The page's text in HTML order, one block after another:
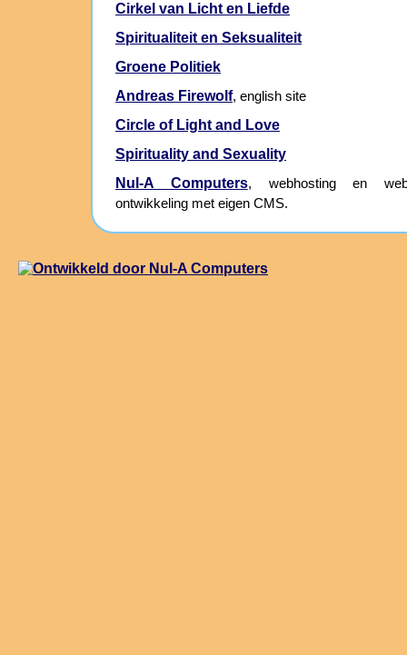
Cirkel van Licht en Liefde
Spiritualiteit en Seksualiteit
Groene Politiek
Andreas Firewolf, english site
Circle of Light and Love
Spirituality and Sexuality
Nul-A Computers, webhosting en
ontwikkeling met eigen CMS.